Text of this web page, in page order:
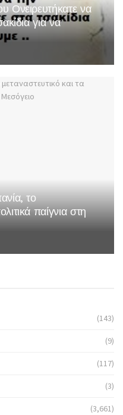
Ονειρευτήκατε να
για να
το
παίγνια στη
(143)
(9)
(117)
(3)
(3,661)